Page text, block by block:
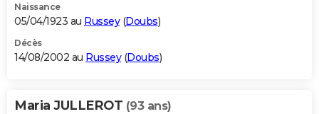
Naissance
05/04/1923 au Russey(Doubs)
Décès
14/08/2002 au Russey(Doubs)
Maria JULLEROT (93 ans)